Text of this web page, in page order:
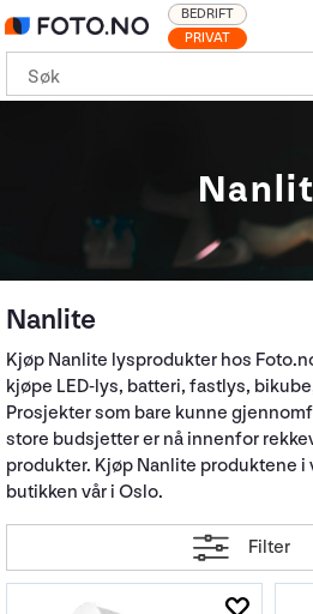
PRIVAT
BEDRIFT
Nanlite
Kjøp Nanlite lysprodukter hos
kjøpe LED-lys, batteri, fastlys,
Prosjekter som bare kunne
store budsjetter er nå innenfor
produkter. Kjøp Nanlite produktene
butikken vår i Oslo.
Filter